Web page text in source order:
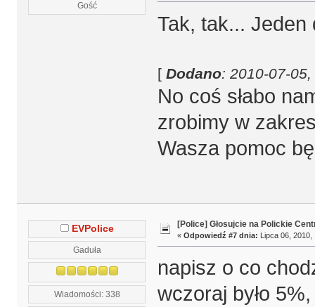
Gość
Tak, tak...
[ Dodano: 2010-07-
No coś słabo
zrobimy w
Wasza pomoc
EVPolice
Gaduła
Wiadomości: 338
[Police] Głosujcie na Polickie
« Odpowiedź #7 dnia: Lipca 06, 2010,
napisz o co
wczoraj było